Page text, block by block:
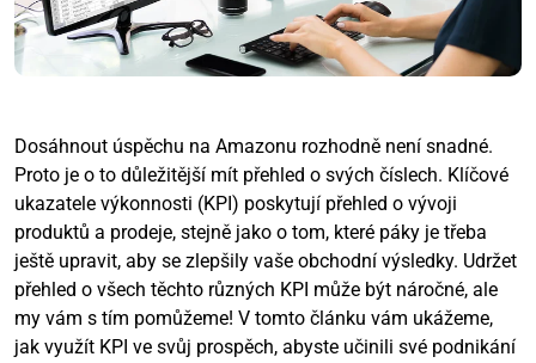
Dosáhnout úspěchu na Amazonu rozhodně není snadné.
Proto je o to důležitější mít přehled o svých číslech. Klíčové
ukazatele výkonnosti (KPI) poskytují přehled o vývoji
produktů a prodeje, stejně jako o tom, které páky je třeba
ještě upravit, aby se zlepšily vaše obchodní výsledky. Udržet
přehled o všech těchto různých KPI může být náročné, ale
my vám s tím pomůžeme! V tomto článku vám ukážeme,
jak využít KPI ve svůj prospěch, abyste učinili své podnikání